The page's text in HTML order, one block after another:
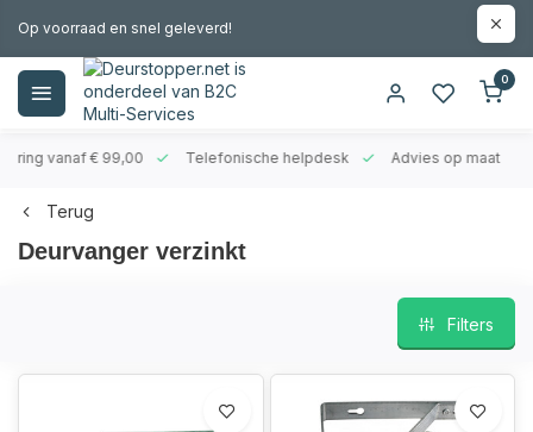
Op voorraad en snel geleverd!
0
vanaf € 99,00 Telefonische helpdesk Advies op maat
Terug
Deurvanger verzinkt
Filters